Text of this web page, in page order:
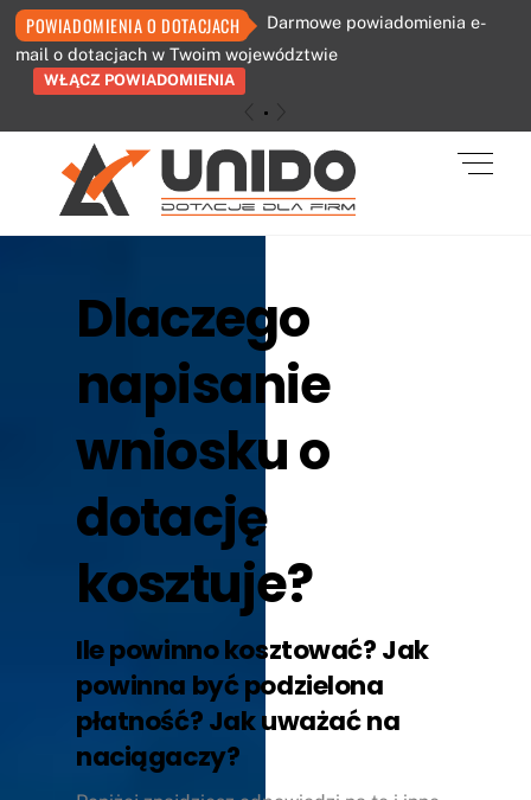
POWIADOMIENIA O DOTACJACH
Darmowe powiadomienia e-
mail o dotacjach w Twoim województwie
WŁĄCZ POWIADOMIENIA
content
Dlaczego
napisanie
wniosku o
dotację
kosztuje?
Ile powinno kosztować?Jak
powinna być podzielona
płatność?Jak uważać na
naciągaczy?